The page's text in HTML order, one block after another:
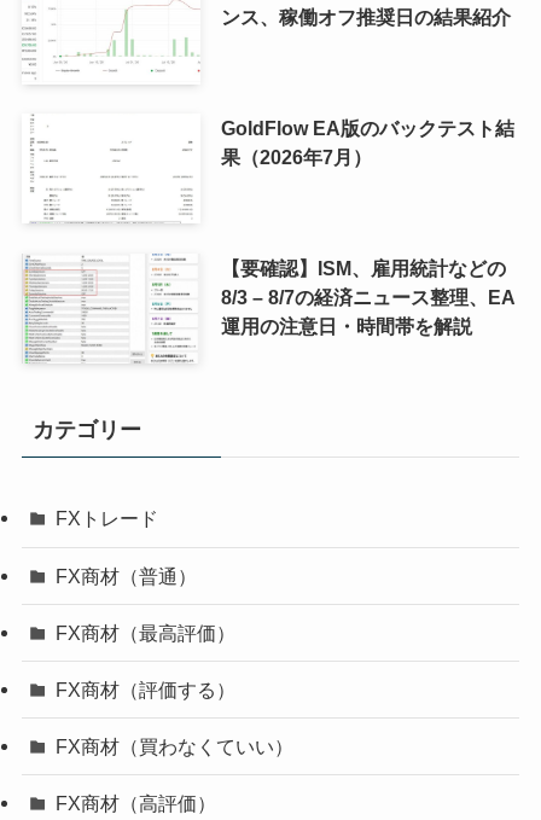
ンス、稼働オフ推奨日の結果紹介
GoldFlow EA版のバックテスト結
果（2026年7月）
【要確認】ISM、雇用統計などの
8/3 – 8/7の経済ニュース整理、EA
運用の注意日・時間帯を解説
カテゴリー
FXトレード
FX商材（普通）
FX商材（最高評価）
FX商材（評価する）
FX商材（買わなくていい）
FX商材（高評価）